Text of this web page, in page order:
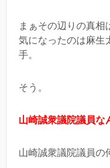
まぁその辺りの真
気になったのは麻生
手。
そう。
山崎誠衆議院議員な
山崎誠衆議院議員の